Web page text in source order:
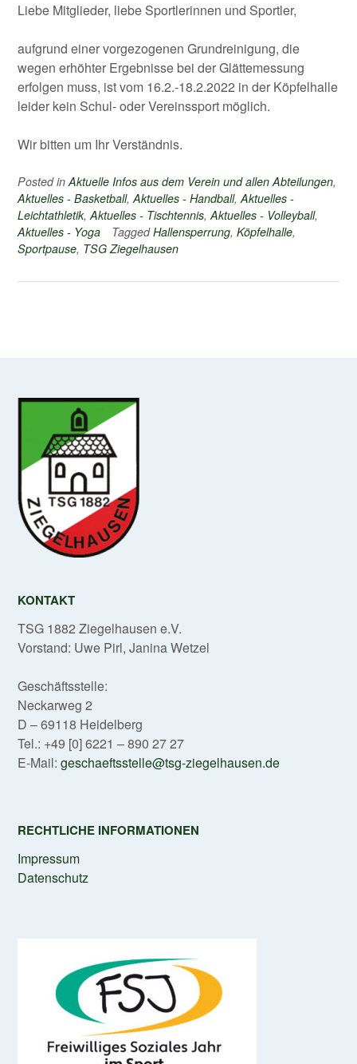
Liebe Mitglieder, liebe Sportlerinnen und Sportler,
aufgrund einer vorgezogenen Grundreinigung, die
wegen erhöhter Ergebnisse bei der Glättemessung
erfolgen muss, ist vom 16.2.-18.2.2022 in der Köpfelhalle
leider kein Schul- oder Vereinssport möglich.
Wir bitten um Ihr Verständnis.
Posted inAktuelle Infos aus dem Verein und allen Abteilungen,
Aktuelles - Basketball,Aktuelles - Handball,Aktuelles -
Leichtathletik,Aktuelles - Tischtennis,Aktuelles - Volleyball,
Aktuelles - Yoga
TaggedHallensperrung, Köpfelhalle,
Sportpause, TSG Ziegelhausen
KONTAKT
TSG 1882 Ziegelhausen e.V.
Vorstand: Uwe Pirl, Janina Wetzel
Geschäftsstelle:
Neckarweg 2
D – 69118 Heidelberg
Tel.: +49 [0] 6221 – 890 27 27
E-Mail: geschaeftsstelle@tsg-ziegelhausen.de
RECHTLICHE INFORMATIONEN
Impressum
Datenschutz